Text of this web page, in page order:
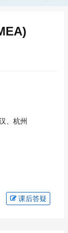
、杭州
课后答疑